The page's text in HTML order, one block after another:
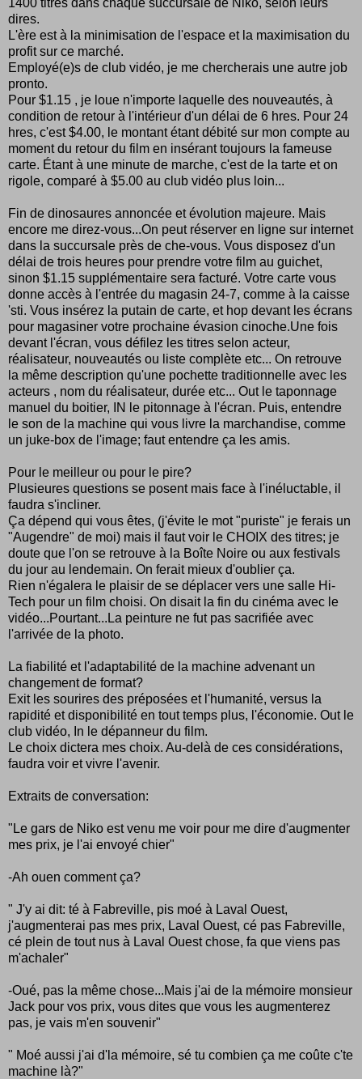
1400 titres dans chaque succursale de Niko, selon leurs
dires.
L'ère est à la minimisation de l'espace et la maximisation du
profit sur ce marché.
Employé(e)s de club vidéo, je me chercherais une autre job
pronto.
Pour $1.15 , je loue n'importe laquelle des nouveautés, à
condition de retour à l'intérieur d'un délai de 6 hres. Pour 24
hres, c'est $4.00, le montant étant débité sur mon compte au
moment du retour du film en insérant toujours la fameuse
carte. Étant à une minute de marche, c'est de la tarte et on
rigole, comparé à $5.00 au club vidéo plus loin...
Fin de dinosaures annoncée et évolution majeure. Mais
encore me direz-vous...On peut réserver en ligne sur internet
dans la succursale près de che-vous. Vous disposez d'un
délai de trois heures pour prendre votre film au guichet,
sinon $1.15 supplémentaire sera facturé. Votre carte vous
donne accès à l'entrée du magasin 24-7, comme à la caisse
'sti. Vous insérez la putain de carte, et hop devant les écrans
pour magasiner votre prochaine évasion cinoche.Une fois
devant l'écran, vous défilez les titres selon acteur,
réalisateur, nouveautés ou liste complète etc... On retrouve
la même description qu'une pochette traditionnelle avec les
acteurs , nom du réalisateur, durée etc... Out le taponnage
manuel du boitier, IN le pitonnage à l'écran. Puis, entendre
le son de la machine qui vous livre la marchandise, comme
un juke-box de l'image; faut entendre ça les amis.
Pour le meilleur ou pour le pire?
Plusieures questions se posent mais face à l'inéluctable, il
faudra s'incliner.
Ça dépend qui vous êtes, (j'évite le mot "puriste" je ferais un
"Augendre" de moi) mais il faut voir le CHOIX des titres; je
doute que l'on se retrouve à la Boîte Noire ou aux festivals
du jour au lendemain. On ferait mieux d'oublier ça.
Rien n'égalera le plaisir de se déplacer vers une salle Hi-
Tech pour un film choisi. On disait la fin du cinéma avec le
vidéo...Pourtant...La peinture ne fut pas sacrifiée avec
l'arrivée de la photo.
La fiabilité et l'adaptabilité de la machine advenant un
changement de format?
Exit les sourires des préposées et l'humanité, versus la
rapidité et disponibilité en tout temps plus, l'économie. Out le
club vidéo, In le dépanneur du film.
Le choix dictera mes choix. Au-delà de ces considérations,
faudra voir et vivre l'avenir.
Extraits de conversation:
"Le gars de Niko est venu me voir pour me dire d'augmenter
mes prix, je l'ai envoyé chier"
-Ah ouen comment ça?
" J'y ai dit: té à Fabreville, pis moé à Laval Ouest,
j'augmenterai pas mes prix, Laval Ouest, cé pas Fabreville,
cé plein de tout nus à Laval Ouest chose, fa que viens pas
m'achaler"
-Oué, pas la même chose...Mais j'ai de la mémoire monsieur
Jack pour vos prix, vous dites que vous les augmenterez
pas, je vais m'en souvenir"
" Moé aussi j'ai d'la mémoire, sé tu combien ça me coûte c'te
machine là?"